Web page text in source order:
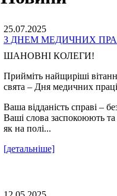
25.07.2025
З ДНЕМ МЕДИЧНИХ
ШАНОВНІ КОЛЕГИ!
Прийміть найщиріші
свята – Дня медичних
Ваша відданість справі –
Ваші слова заспокоюють
як на полі...
[детальніше]